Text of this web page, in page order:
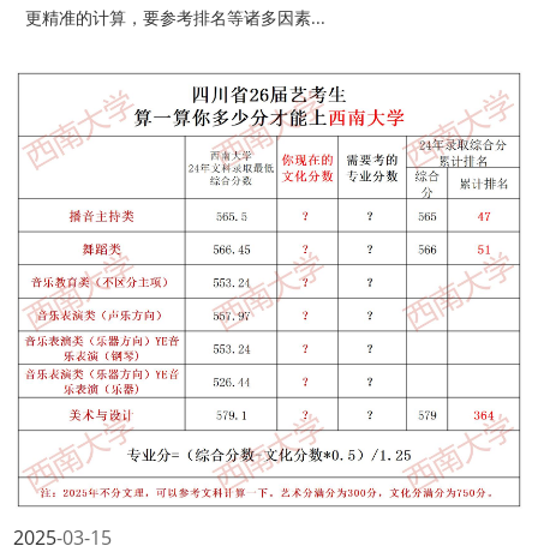
更精准的计算，要参考排名等诸多因素...
03-15
2025